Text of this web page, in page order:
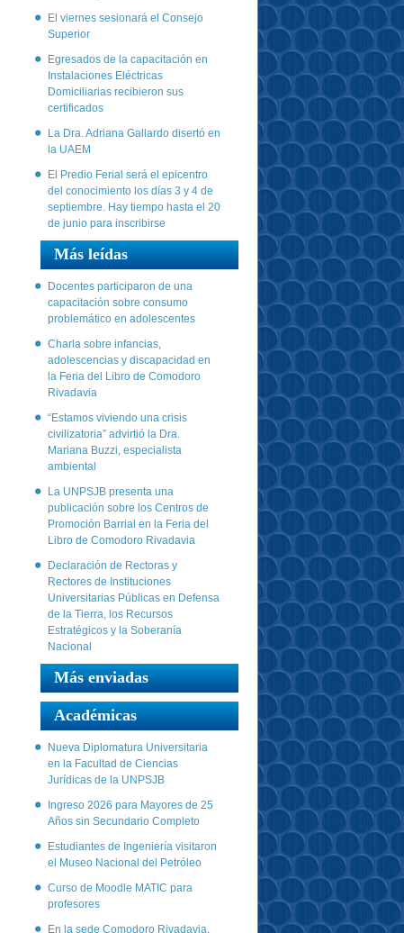
El viernes sesionará el Consejo
Superior
Egresados de la capacitación en
Instalaciones Eléctricas
Domiciliarias recibieron sus
certificados
La Dra. Adriana Gallardo disertó en
la UAEM
El Predio Ferial será el epicentro
del conocimiento los días 3 y 4 de
septiembre. Hay tiempo hasta el 20
de junio para inscribirse
Más leídas
Docentes participaron de una
capacitación sobre consumo
problemático en adolescentes
Charla sobre infancias,
adolescencias y discapacidad en
la Feria del Libro de Comodoro
Rivadavia
“Estamos viviendo una crisis
civilizatoria” advirtió la Dra.
Mariana Buzzi, especialista
ambiental
La UNPSJB presenta una
publicación sobre los Centros de
Promoción Barrial en la Feria del
Libro de Comodoro Rivadavia
Declaración de Rectoras y
Rectores de Instituciones
Universitarias Públicas en Defensa
de la Tierra, los Recursos
Estratégicos y la Soberanía
Nacional
Más enviadas
Académicas
Nueva Diplomatura Universitaria
en la Facultad de Ciencias
Jurídicas de la UNPSJB
Ingreso 2026 para Mayores de 25
Años sin Secundario Completo
Estudiantes de Ingeniería visitaron
el Museo Nacional del Petróleo
Curso de Moodle MATIC para
profesores
En la sede Comodoro Rivadavia,